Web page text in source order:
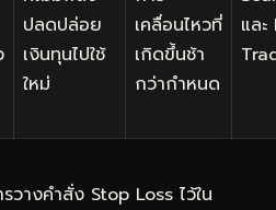
ปลดปล่อย
เงินทุนไปใช้
ใหม่
เคลื่อนไหวที่
เกิดขึ้นช้า
กว่ากำหนด
และ
างคำสั่ง Stop Loss ไว้ใน